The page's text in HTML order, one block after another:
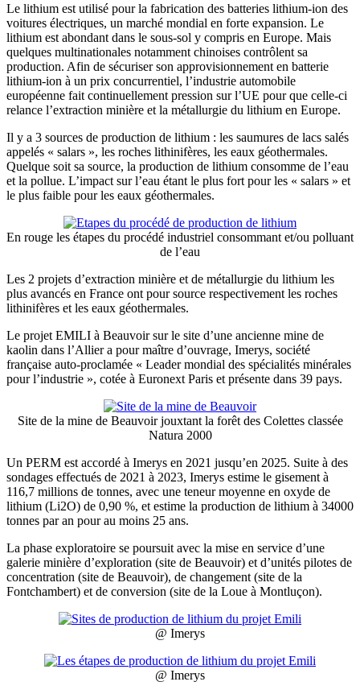
Le lithium est utilisé pour la fabrication des batteries lithium-ion des
voitures électriques, un marché mondial en forte expansion. Le
lithium est abondant dans le sous-sol y compris en Europe. Mais
quelques multinationales notamment chinoises contrôlent sa
production. Afin de sécuriser son approvisionnement en batterie
lithium-ion à un prix concurrentiel, l’industrie automobile
européenne fait continuellement pression sur l’UE pour que celle-ci
relance l’extraction minière et la métallurgie du lithium en Europe.
Il y a 3 sources de production de lithium : les saumures de lacs salés
appelés « salars », les roches lithinifères, les eaux géothermales.
Quelque soit sa source, la production de lithium consomme de l’eau
et la pollue. L’impact sur l’eau étant le plus fort pour les « salars » et
le plus faible pour les eaux géothermales.
En rouge les étapes du procédé industriel consommant et/ou polluant
de l’eau
Les 2 projets d’extraction minière et de métallurgie du lithium les
plus avancés en France ont pour source respectivement les roches
lithinifères et les eaux géothermales.
Le projet EMILI à Beauvoir sur le site d’une ancienne mine de
kaolin dans l’Allier a pour maître d’ouvrage, Imerys, société
française auto-proclamée « Leader mondial des spécialités minérales
pour l’industrie », cotée à Euronext Paris et présente dans 39 pays.
Site de la mine de Beauvoir jouxtant la forêt des Colettes classée
Natura 2000
Un PERM est accordé à Imerys en 2021 jusqu’en 2025. Suite à des
sondages effectués de 2021 à 2023, Imerys estime le gisement à
116,7 millions de tonnes, avec une teneur moyenne en oxyde de
lithium (Li2O) de 0,90 %, et estime la production de lithium à 34000
tonnes par an pour au moins 25 ans.
La phase exploratoire se poursuit avec la mise en service d’une
galerie minière d’exploration (site de Beauvoir) et d’unités pilotes de
concentration (site de Beauvoir), de changement (site de la
Fontchambert) et de conversion (site de la Loue à Montluçon).
@ Imerys
@ Imerys